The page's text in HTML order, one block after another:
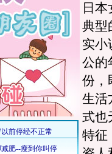
日
典型
实小
公的
份，
生活
式也
特征